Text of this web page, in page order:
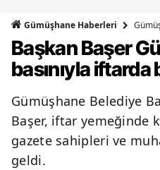
Gümüşhane Haberleri
Başkan Başer
basınıyla
Gümüşhane Belediye
Başer, iftar yemeğinde
gazete sahipleri ve
geldi.